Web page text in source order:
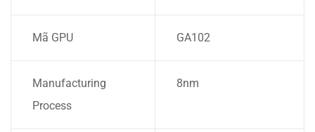
Mã GPU GA102
Manufacturing
Process
8nm